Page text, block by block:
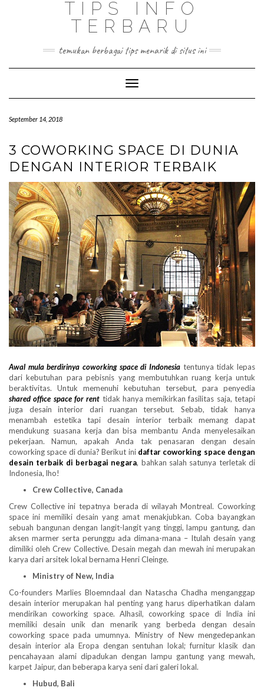
TIPS INFO
TERBARU
temukan berbagai tips menarik di situs ini
Toggle
Navigation
September 14, 2018
3 COWORKING SPACE DI DUNIA
DENGAN INTERIOR TERBAIK
Awal mula berdirinya coworking space di Indonesia tentunya tidak lepas
dari kebutuhan para pebisnis yang membutuhkan ruang kerja untuk
beraktivitas. Untuk memenuhi kebutuhan tersebut, para penyedia
shared office space for rent tidak hanya memikirkan fasilitas saja, tetapi
juga desain interior dari ruangan tersebut. Sebab, tidak hanya
menambah estetika tapi desain interior terbaik memang dapat
mendukung suasana kerja dan bisa membantu Anda menyelesaikan
pekerjaan. Namun, apakah Anda tak penasaran dengan desain
coworking space di dunia? Berikut ini daftar coworking space dengan
desain terbaik di berbagai negara, bahkan salah satunya terletak di
Indonesia, lho!
Crew Collective, Canada
Crew Collective ini tepatnya berada di wilayah Montreal. Coworking
space ini memiliki desain yang amat menakjubkan. Coba bayangkan
sebuah bangunan dengan langit-langit yang tinggi, lampu gantung, dan
aksen marmer serta perunggu ada dimana-mana – Itulah desain yang
dimiliki oleh Crew Collective. Desain megah dan mewah ini merupakan
karya dari arsitek lokal bernama Henri Cleinge.
Ministry of New, India
Co-founders Marlies Bloemndaal dan Natascha Chadha menganggap
desain interior merupakan hal penting yang harus diperhatikan dalam
mendirikan coworking space. Alhasil, coworking space di India ini
memiliki desain unik dan menarik yang berbeda dengan desain
coworking space pada umumnya. Ministry of New mengedepankan
desain interior ala Eropa dengan sentuhan lokal; furnitur klasik dan
pencahayaan alami dipadukan dengan lampu gantung yang mewah,
karpet Jaipur, dan beberapa karya seni dari galeri lokal.
Hubud, Bali